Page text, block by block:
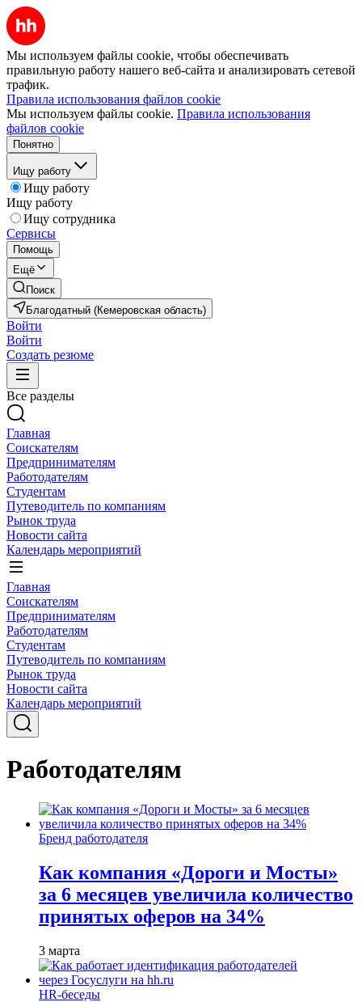
Мы используем файлы cookie, чтобы обеспечивать
правильную работу нашего веб-сайта и анализировать сетевой
трафик.
Правила использования файлов cookie
Мы используем файлы cookie. Правила использования
файлов cookie
Понятно
Ищу работу
Ищу работу
Ищу работу
Ищу сотрудника
Сервисы
Помощь
Ещё
Поиск
Благодатный (Кемеровская область)
Войти
Войти
Создать резюме
Все разделы
Главная
Соискателям
Предпринимателям
Работодателям
Студентам
Путеводитель по компаниям
Рынок труда
Новости сайта
Календарь мероприятий
Главная
Соискателям
Предпринимателям
Работодателям
Студентам
Путеводитель по компаниям
Рынок труда
Новости сайта
Календарь мероприятий
Работодателям
Бренд работодателя
Как компания «Дороги и Мосты»
за 6 месяцев увеличила количество
принятых оферов на 34%
3 марта
HR-беседы